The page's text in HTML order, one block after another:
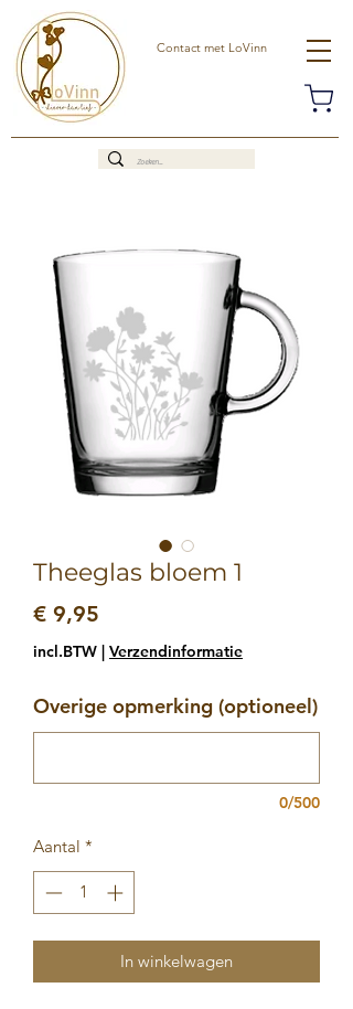
Contact met LoVinn
Theeglas bloem 1
€ 9,95
incl.BTW | Verzendinformatie
Overige opmerking (optioneel)
0/500
Aantal *
In winkelwagen